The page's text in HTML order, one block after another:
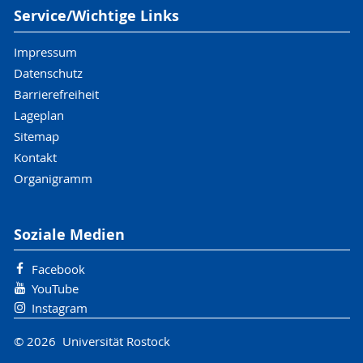
Service/Wichtige Links
Impressum
Datenschutz
Barrierefreiheit
Lageplan
Sitemap
Kontakt
Organigramm
Soziale Medien
Facebook
YouTube
Instagram
© 2026 Universität Rostock